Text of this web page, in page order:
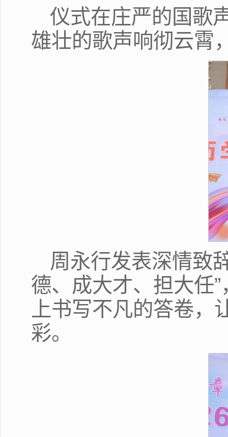
仪式在庄严的国歌
雄壮的歌声响彻云霄
周永行发表深情致
德、成大才、担大任
上书写不凡的答卷
彩。